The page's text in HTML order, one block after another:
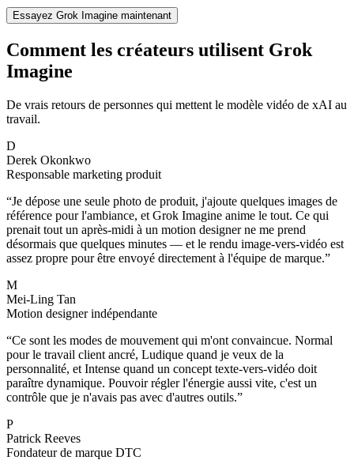
Essayez Grok Imagine maintenant
Comment les créateurs utilisent Grok
Imagine
De vrais retours de personnes qui mettent le modèle vidéo de xAI au
travail.
D
Derek Okonkwo
Responsable marketing produit
“Je dépose une seule photo de produit, j'ajoute quelques images de
référence pour l'ambiance, et Grok Imagine anime le tout. Ce qui
prenait tout un après-midi à un motion designer ne me prend
désormais que quelques minutes — et le rendu image-vers-vidéo est
assez propre pour être envoyé directement à l'équipe de marque.”
M
Mei-Ling Tan
Motion designer indépendante
“Ce sont les modes de mouvement qui m'ont convaincue. Normal
pour le travail client ancré, Ludique quand je veux de la
personnalité, et Intense quand un concept texte-vers-vidéo doit
paraître dynamique. Pouvoir régler l'énergie aussi vite, c'est un
contrôle que je n'avais pas avec d'autres outils.”
P
Patrick Reeves
Fondateur de marque DTC